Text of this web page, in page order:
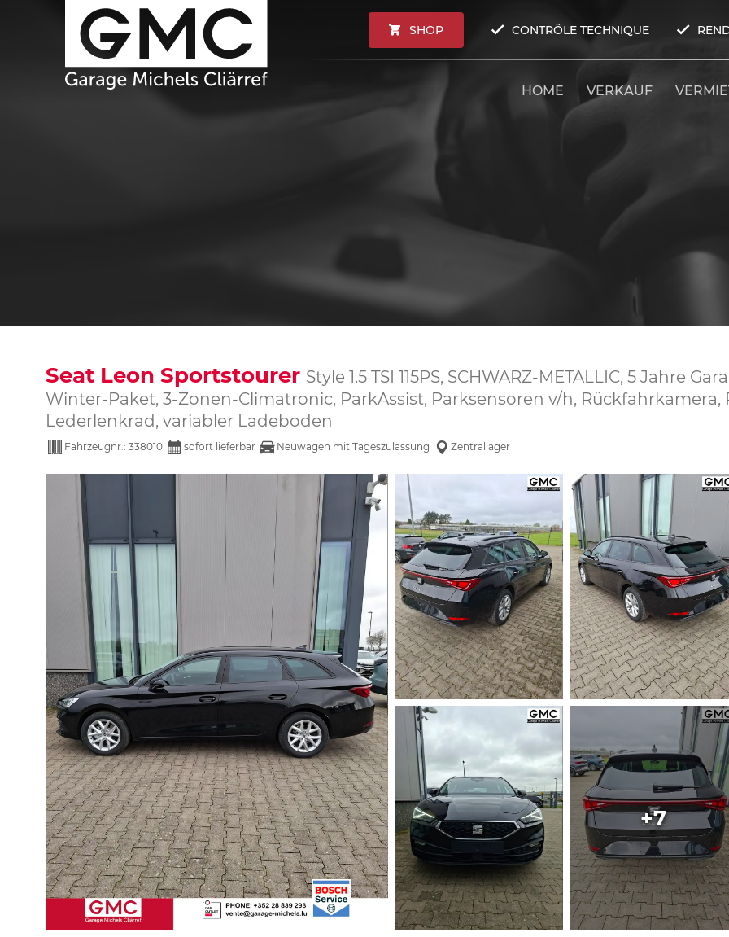
SHOP CONTRÔLE TECHNIQUE
HOME VERKAUF
Seat Leon Sportstourer Style 1.5 TSI 115PS, SCHWARZ-METALLIC, 5 Jahre
Winter-Paket, 3-Zonen-Climatronic, ParkAssist, Parksensoren v/h, Rückfahrkamera,
Lederlenkrad, variabler Ladeboden
Fahrzeugnr.: 338010 sofort lieferbar Neuwagen mit Tageszulassung Zentrallager
+7